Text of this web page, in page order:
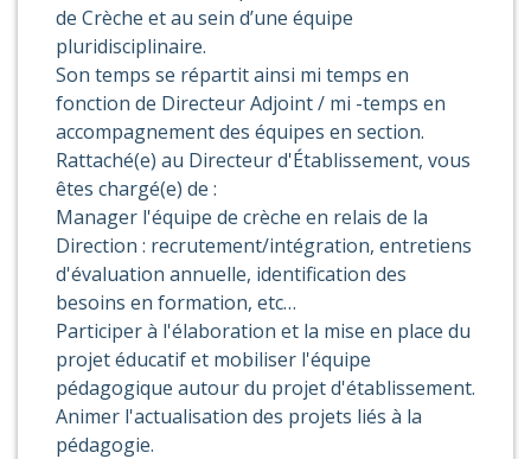
de Crèche et au sein d’une équipe
pluridisciplinaire.
Son temps se répartit ainsi mi temps en
fonction de Directeur Adjoint / mi -temps en
accompagnement des équipes en section.
Rattaché(e) au Directeur d'Établissement, vous
êtes chargé(e) de :
Manager l'équipe de crèche en relais de la
Direction : recrutement/intégration, entretiens
d'évaluation annuelle, identification des
besoins en formation, etc…
Participer à l'élaboration et la mise en place du
projet éducatif et mobiliser l'équipe
pédagogique autour du projet d'établissement.
Animer l'actualisation des projets liés à la
pédagogie.